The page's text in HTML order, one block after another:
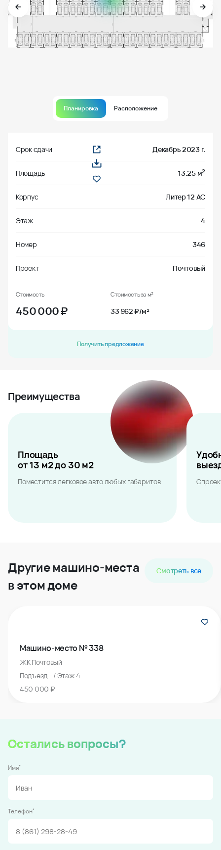
Планировка Расположение
Срок сдачи Декабрь 2023 г.
Площадь 13.25 м2
Корпус Литер 12 АС
Этаж 4
Номер 346
Проект Почтовый
Стоимость
450 000₽
Стоимость за м²
33 962 ₽/м²
Получить предложение
Преимущества
Площадь
от 13 м2 до 30 м2
Поместится легковое авто любых габаритов
Другие машино-места
в этом доме
Смотреть все
Машино-место № 338
ЖК Почтовый
Подъезд - / Этаж 4
450 000 ₽
Остались вопросы?
Имя*
Телефон*